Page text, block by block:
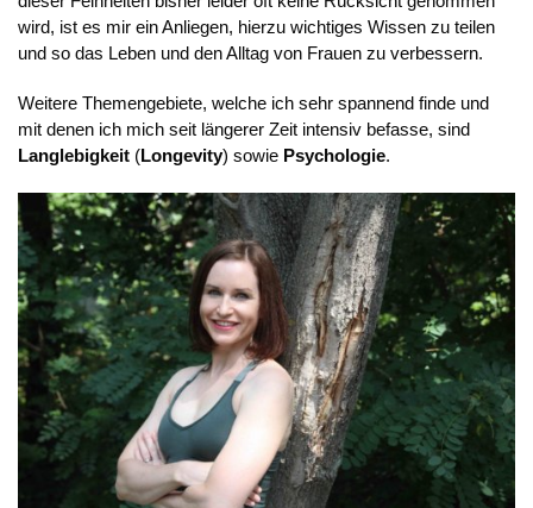
wird, ist es mir ein Anliegen, hierzu wichtiges Wissen zu teilen
und so das Leben und den Alltag von Frauen zu verbessern.
Weitere Themengebiete, welche ich sehr spannend finde und
mit denen ich mich seit längerer Zeit intensiv befasse, sind
Langlebigkeit (Longevity) sowie Psychologie.